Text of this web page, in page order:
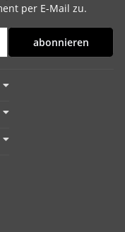
per E-Mail zu.
abonnieren